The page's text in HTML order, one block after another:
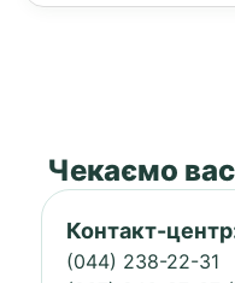
Чекаємо
Контакт-
(044) 238-22-31